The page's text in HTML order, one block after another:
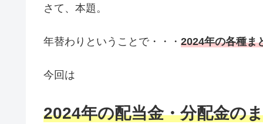
さて、本題。
年替わりということで・・・ 2024年の各種ま
今回は
2024年の配当金・分配金の